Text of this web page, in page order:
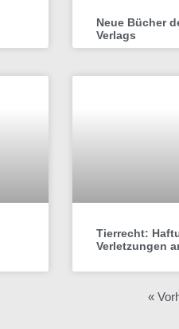
Neue Bücher
Verlags
Tierrecht:
Verletzungen
«